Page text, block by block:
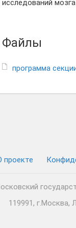
исследований мозга
Файлы
проекте
119991, г.Москва,